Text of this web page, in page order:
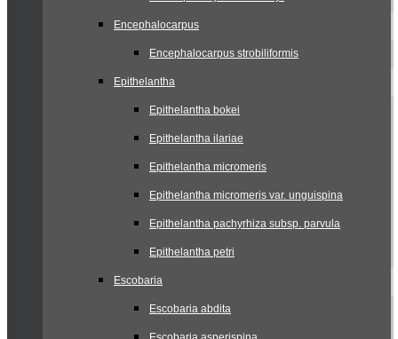
Encephalocarpus
Encephalocarpus strobiliformis
Epithelantha
Epithelantha bokei
Epithelantha ilariae
Epithelantha micromeris
Epithelantha micromeris var. unguispina
Epithelantha pachyrhiza subsp. parvula
Epithelantha petri
Escobaria
Escobaria abdita